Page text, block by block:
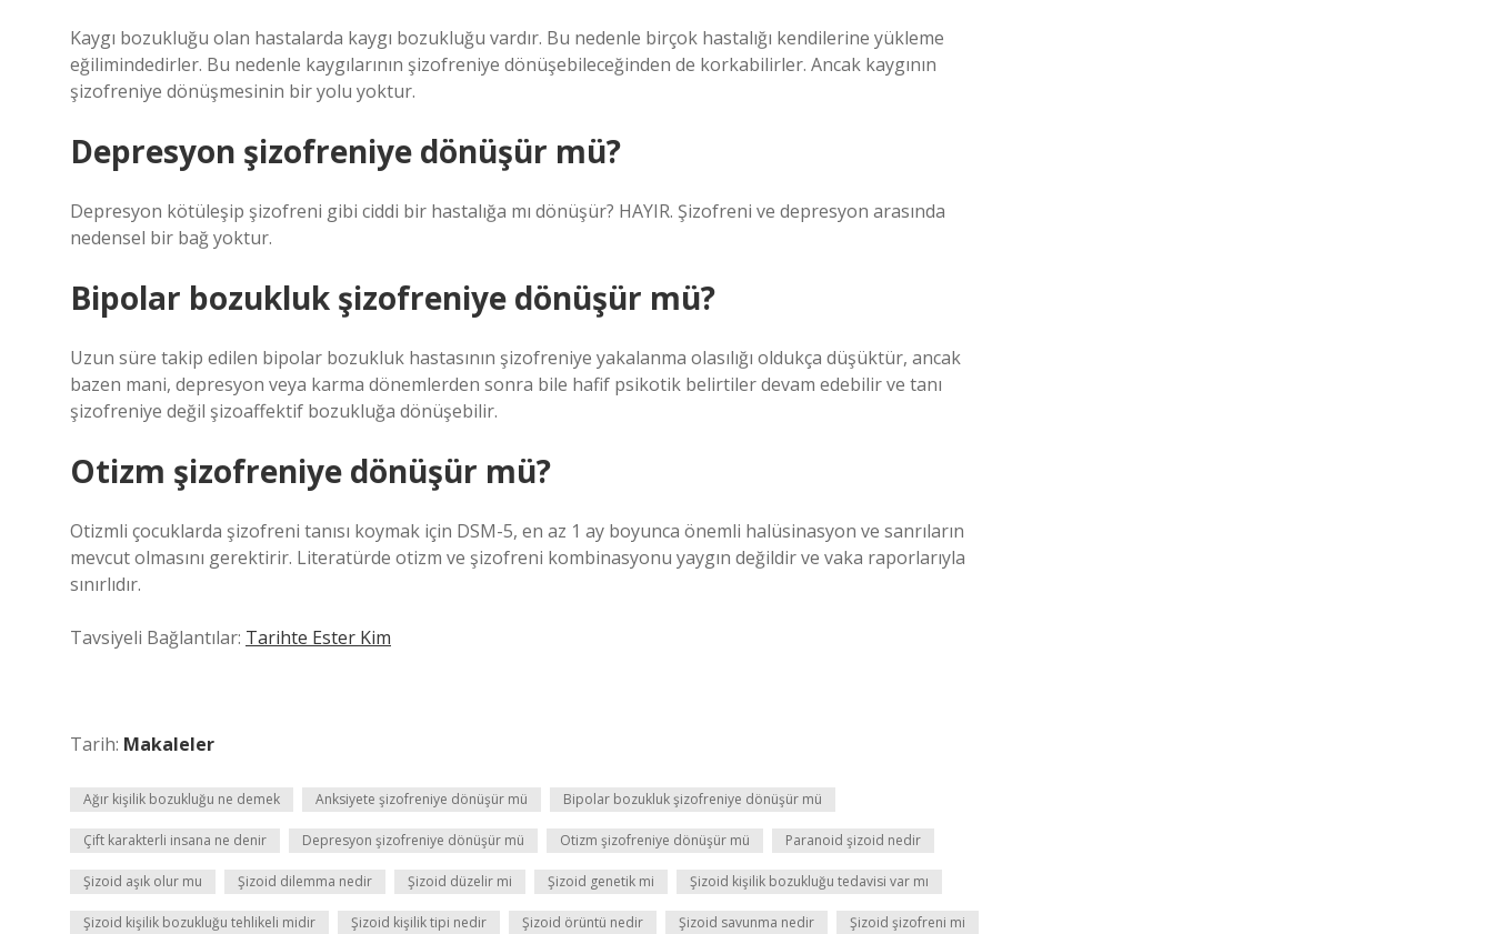
Kaygı bozukluğu olan hastalarda kaygı bozukluğu vardır. Bu nedenle birçok hastalığı kendilerine yükleme
eğilimindedirler. Bu nedenle kaygılarının şizofreniye dönüşebileceğinden de korkabilirler. Ancak kaygının
şizofreniye dönüşmesinin bir yolu yoktur.
Depresyon şizofreniye dönüşür mü?
Depresyon kötüleşip şizofreni gibi ciddi bir hastalığa mı dönüşür? HAYIR. Şizofreni ve depresyon arasında
nedensel bir bağ yoktur.
Bipolar bozukluk şizofreniye dönüşür mü?
Uzun süre takip edilen bipolar bozukluk hastasının şizofreniye yakalanma olasılığı oldukça düşüktür, ancak
bazen mani, depresyon veya karma dönemlerden sonra bile hafif psikotik belirtiler devam edebilir ve tanı
şizofreniye değil şizoaffektif bozukluğa dönüşebilir.
Otizm şizofreniye dönüşür mü?
Otizmli çocuklarda şizofreni tanısı koymak için DSM-5, en az 1 ay boyunca önemli halüsinasyon ve sanrıların
mevcut olmasını gerektirir. Literatürde otizm ve şizofreni kombinasyonu yaygın değildir ve vaka raporlarıyla
sınırlıdır.
Tavsiyeli Bağlantılar: Tarihte Ester Kim
Tarih: Makaleler
Ağır kişilik bozukluğu ne demek Anksiyete şizofreniye dönüşür mü Bipolar bozukluk şizofreniye dönüşür mü
Çift karakterli insana ne denir Depresyon şizofreniye dönüşür mü Otizm şizofreniye dönüşür mü Paranoid şizoid nedir
Şizoid aşık olur mu Şizoid dilemma nedir Şizoid düzelir mi Şizoid genetik mi Şizoid kişilik bozukluğu tedavisi var mı
Şizoid kişilik bozukluğu tehlikeli midir Şizoid kişilik tipi nedir Şizoid örüntü nedir Şizoid savunma nedir Şizoid şizofreni mi